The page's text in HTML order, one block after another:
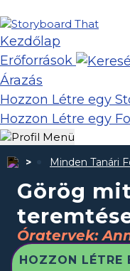
Kezdőlap
Erőforrások
Árazás
Hozzon Létre egy
Hozzon Létre egy
Minden Tanári
Görög
Óratervek:
HOZZON LÉTRE